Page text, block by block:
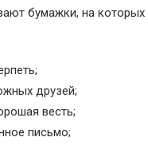
бумажки, на
друзей;
весть;
письмо;